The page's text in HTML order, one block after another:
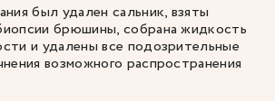
был удален сальник, взяты
брюшины, собрана жидкость
и удалены все подозрительные
возможного распространения